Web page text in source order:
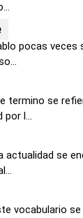
pocas veces
termino se
por l...
actualidad se
vocabulario se